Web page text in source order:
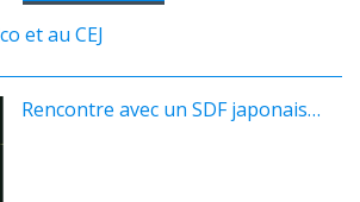
et au CEJ
Rencontre avec un SDF japonais…